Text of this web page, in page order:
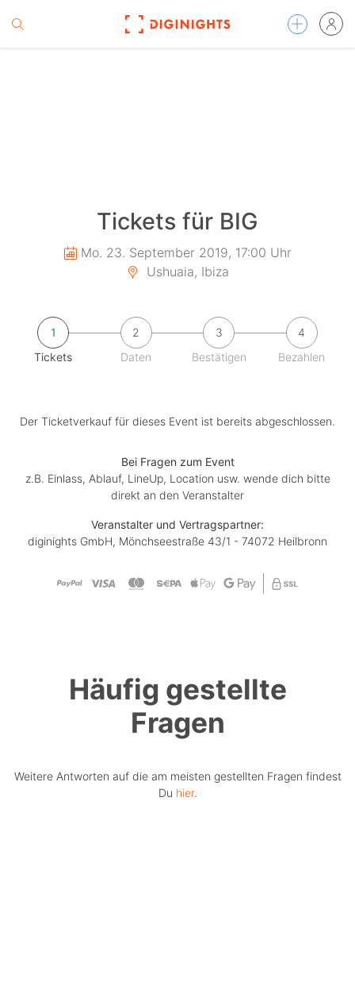
Tickets für BIG
Mo. 23. September 2019, 17:00 Uhr
Ushuaia, Ibiza
1
Tickets
2
Daten
3
Bestätigen
4
Bezahlen
Der Ticketverkauf für dieses Event ist bereits abgeschlossen.
Bei Fragen zum Event
z.B. Einlass, Ablauf, LineUp, Location usw. wende dich bitte
direkt an den Veranstalter
Veranstalter und Vertragspartner:
diginights GmbH, Mönchseestraße 43/1 - 74072 Heilbronn
Häufig gestellte
Fragen
Weitere Antworten auf die am meisten gestellten Fragen findest
Du hier.